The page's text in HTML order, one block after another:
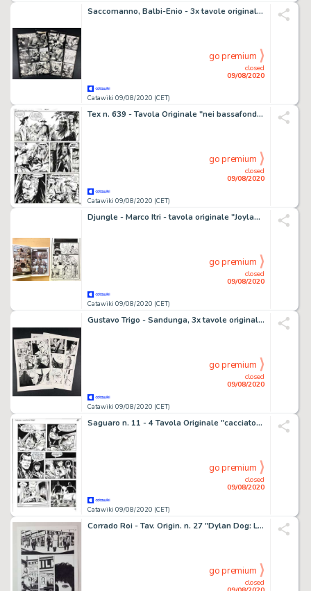
Saccomanno, Balbi-Enio - 3x tavole originali "Giungla di pietra" - Loose page - First edition
Catawiki 09/08/2020 (CET)
closed
09/08/2020
go premium
Tex n. 639 - Tavola Originale "nei bassafondi di San Francisco" - Loose page - First edition - (2014)
Catawiki 09/08/2020 (CET)
closed
09/08/2020
go premium
Djungle - Marco Itri - tavola originale "Joyland" Firmata Pag. 29 - Loose page - (2018)
Catawiki 09/08/2020 (CET)
closed
09/08/2020
go premium
Gustavo Trigo - Sandunga, 3x tavole originali - Loose page - First edition - (1991)
Catawiki 09/08/2020 (CET)
closed
09/08/2020
go premium
Saguaro n. 11 - 4 Tavola Originale "cacciatori e prede" - Loose page - First edition - (2013)
Catawiki 09/08/2020 (CET)
closed
09/08/2020
go premium
Corrado Roi - Tav. Origin. n. 27 "Dylan Dog: La Ninna Nanna dell'Ultima Notte" - Loose page - First edition - (2017)
closed
go premium